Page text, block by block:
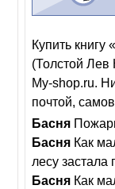
Купить книгу
(Толстой Лев
My-shop.ru.
почтой,
Басня
Басня Как
лесу
Басня Как